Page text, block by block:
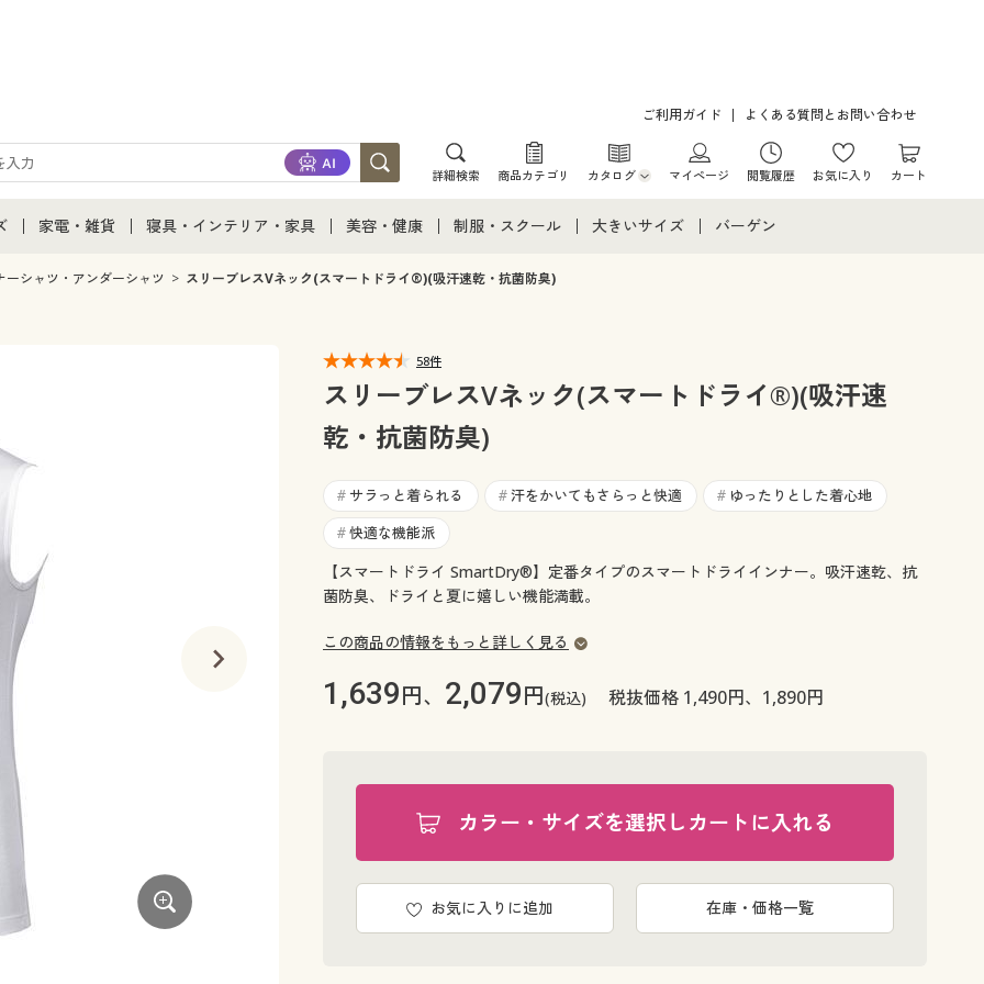
ご利用ガイド よくある質問とお問い合わせ
詳細検索 商品カテゴリ カタログ
カタログ・チラシからのご注文
マイページ 閲覧履歴 お気に入り カート
通販すべて
家電・雑貨
家電・雑貨すべて
寝具・インテリア・家具
寝具・インテリア・家具通販すべて
カーテン・ラグ・ファブリック
美容・健康
美容・健康通販すべて
制服・スクール
制服・スクールすべて
ジュニア・ティーンズ下着
大きいサイズ
大きいサイズ レディース下着
大きいサイズ 事務・制服
バーゲン
ーシャツ・アンダーシャツ スリーブレスVネック(スマートドライ®)(吸汗速乾・抗菌防臭)
58件
スリーブレスVネック(スマートドライ®)(吸汗速
乾・抗菌防臭)
# サラっと着られる # 汗をかいてもさらっと快適 # ゆったりとした着心地
# 快適な機能派
【スマートドライ SmartDry®】定番タイプのスマートドライインナー。吸汗速乾、抗
菌防臭、ドライと夏に嬉しい機能満載。
この商品の情報をもっと詳しく見る
1,639円、 2,079円(税込) 税抜価格 1,490円、1,890円
カラー・サイズを選択しカートに入れる
お気に入りに追加 在庫・価格一覧